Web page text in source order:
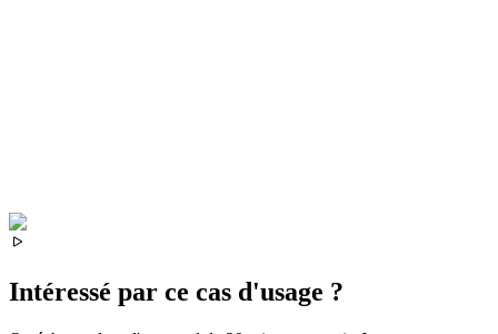
Intéressé par ce cas d'usage ?